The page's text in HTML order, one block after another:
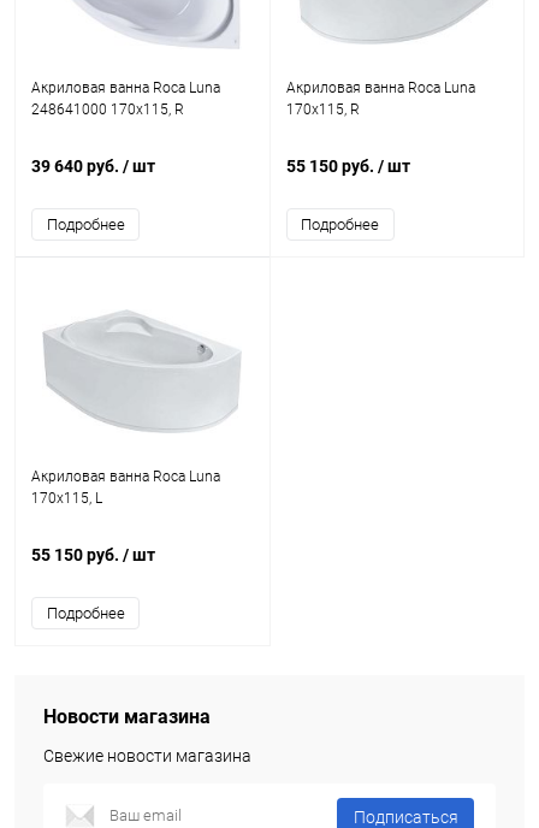
Акриловая ванна Roca Luna
248641000 170x115, R
39 640 руб. / шт
Подробнее
Акриловая ванна Roca Luna
170x115, R
55 150 руб. / шт
Подробнее
Акриловая ванна Roca Luna
170x115, L
55 150 руб. / шт
Подробнее
Новости магазина
Свежие новости магазина
Подписаться